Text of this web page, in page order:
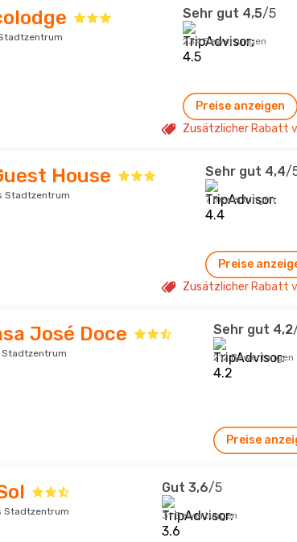
Sehr gut 4,5/5
234 Bewertungen
Preise anzeigen
Zusätzlicher Rabatt
House
Stadtzentrum
Sehr gut 4,4/
7 Bewertungen
Preise
Zusätzlicher Rabatt
José Doce
Stadtzentrum
Sehr gut 4,2
212 Bewertungen
Preise
Stadtzentrum
Gut 3,6/5
31 Bewertungen